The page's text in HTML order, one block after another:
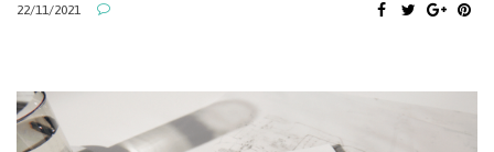
22/11/2021